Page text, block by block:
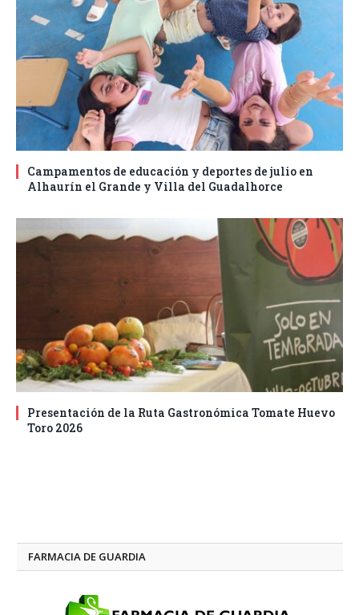
Campamentos de educación y deportes de julio en
Alhaurín el Grande y Villa del Guadalhorce
Presentación de la Ruta Gastronómica Tomate Huevo
Toro 2026
FARMACIA DE GUARDIA